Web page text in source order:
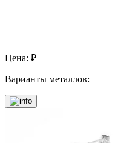
Цена: ₽
Варианты металлов: